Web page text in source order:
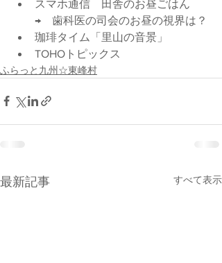
スマホ通信　田舎のお昼ごはん
→ 歯科医の司会のお昼の視界は？
珈琲タイム「里山の音景」
​TOHOトピックス
ふらっと九州☆東峰村
最新記事 すべて表示